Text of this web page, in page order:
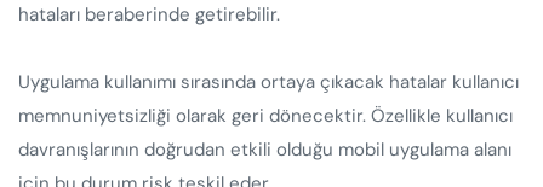
hataları beraberinde getirebilir.
Uygulama kullanımı sırasında ortaya çıkacak hatalar kullanıcı
memnuniyetsizliği olarak geri dönecektir. Özellikle kullanıcı
davranışlarının doğrudan etkili olduğu mobil uygulama alanı